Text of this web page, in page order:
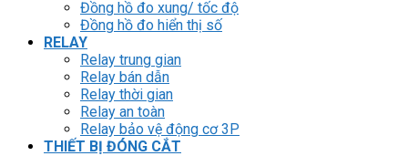
Đồng hồ đo xung/ tốc độ
Đồng hồ đo hiển thị số
RELAY
Relay trung gian
Relay bán dẫn
Relay thời gian
Relay an toàn
Relay bảo vệ động cơ 3P
THIẾT BỊ ĐÓNG CẮT